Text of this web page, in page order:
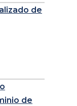
de
de